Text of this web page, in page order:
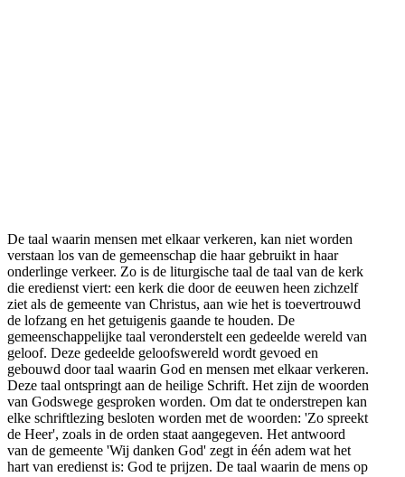
De taal waarin mensen met elkaar verkeren, kan niet worden
verstaan los van de gemeenschap die haar gebruikt in haar
onderlinge verkeer. Zo is de liturgische taal de taal van de kerk
die eredienst viert: een kerk die door de eeuwen heen zichzelf
ziet als de gemeente van Christus, aan wie het is toevertrouwd
de lofzang en het getuigenis gaande te houden. De
gemeenschappelijke taal veronderstelt een gedeelde wereld van
geloof. Deze gedeelde geloofswereld wordt gevoed en
gebouwd door taal waarin God en mensen met elkaar verkeren.
Deze taal ontspringt aan de heilige Schrift. Het zijn de woorden
van Godswege gesproken worden. Om dat te onderstrepen kan
elke schriftlezing besloten worden met de woorden: 'Zo spreekt
de Heer', zoals in de orden staat aangegeven. Het antwoord
van de gemeente 'Wij danken God' zegt in één adem wat het
hart van eredienst is: God te prijzen. De taal waarin de mens op